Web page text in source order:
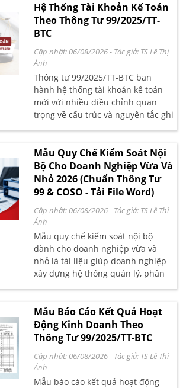
Hệ Thống Tài Khoản Kế Toán
Theo Thông Tư 99/2025/TT-
BTC
Cập nhật: 06/08/2026- Tác giả: TS Lê Thị
Ánh
Thông tư 99/2025/TT-BTC ban
hành hệ thống tài khoản kế toán
mới với nhiều điều chỉnh quan
trọng về cấu trúc và nguyên tắc ghi
dẫn áp dụng hiệu quả cho doanh
nghiệp.
Mẫu Quy Chế Kiểm Soát Nội
Bộ Cho Doanh Nghiệp Vừa Và
Nhỏ 2026 (Chuẩn Thông Tư
99 & COSO - Tải File Word)
Cập nhật: 06/08/2026- Tác giả: TS Lê Thị
Ánh
Mẫu quy chế kiểm soát nội bộ
dành cho doanh nghiệp vừa và
nhỏ là tài liệu giúp doanh nghiệp
xây dựng hệ thống quản lý, phân
hành. Quy chế này được thiết kế
phù hợp với đặc điểm của doanh
nghiệp SME, tham khảo khung
yêu cầu quản lý kế toán theo
Thông tư 99/2025/TT-BTC.
Mẫu Báo Cáo Kết Quả Hoạt
Động Kinh Doanh Theo
Thông Tư 99/2025/TT-BTC
Cập nhật: 06/08/2026- Tác giả: TS Lê Thị
Ánh
Mẫu báo cáo kết quả hoạt động